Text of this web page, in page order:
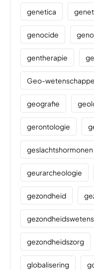
genetica
genocide
gentherapie
Geo-
geografie
gerontologie
geslachtshormonen
geurarcheologie
gezondheid
gezondheidszorg
globalisering